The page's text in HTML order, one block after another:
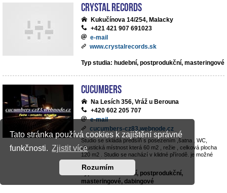
Tato stránka používá cookies k zajištění správné
funkčnosti. Zjistit více
Rozumím
Crystal Records
Kukučínova 14/254, Malacky
+421 421 907 691023
e-mail
www.crystalrecords.sk
Typ studia: hudební, postprodukční, masteringové
cucumbers
Na Lesích 356, Vráž u Berouna
+420 602 205 707
e-mail
cucumbers-cz83.webnode.cz
Studio se skládá predsíň s posezením ,šatna , WC,
akustická místnost která 60 m2 , režie , celková plocha
120 m2 . Studio se nachází v klidné přírodě. je možné
parkování v objektu .
Typ studia: hudební, postprodukční,
masteringové, dabingové